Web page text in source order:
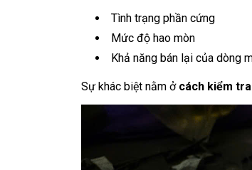
Tình trạng phần cứng
Mức độ hao mòn
Khả năng bán lại của dòng
Sự khác biệt nằm ở cách kiểm